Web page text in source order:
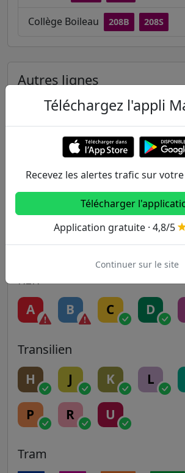
Collège Boileau 208B 208S
Autres lignes
Metro
2 3 3B
5 6 7 7B
11 12
14
RER
A B C D
Transilien
H J K L
P R U
Tram
Téléchargez l'appli
Recevez les alertes trafic sur
Télécharger
Application gratuite · 4,8/5
Continuer sur le site